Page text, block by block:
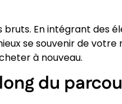
bruts. En intégrant des
se souvenir de
à nouveau.
du